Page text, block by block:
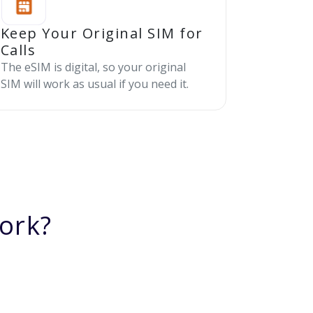
Keep Your Original SIM for
Calls
The eSIM is digital, so your original
SIM will work as usual if you need it.